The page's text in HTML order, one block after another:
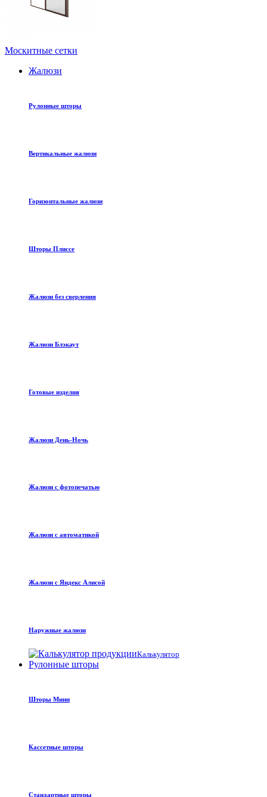
Москитные сетки
Жалюзи
Рулонные шторы
Вертикальные жалюзи
Горизонтальные жалюзи
Шторы Плиссе
Жалюзи без сверления
Жалюзи Блэкаут
Готовые изделия
Жалюзи День-Ночь
Жалюзи с фотопечатью
Жалюзи с автоматикой
Жалюзи с Яндекс Алисой
Наружные жалюзи
Калькулятор
Рулонные шторы
Шторы Мини
Кассетные шторы
Стандартные шторы